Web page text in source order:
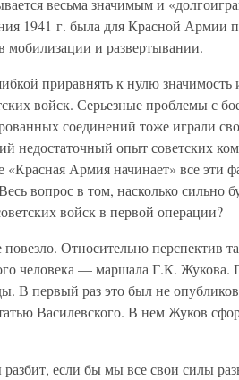
весьма значимым и
1941 г. была для Красной Армии
мобилизации и развертывании.
приравнять к нулю значимость
войск. Серьезные проблемы с
соединений тоже играли
недостаточный опыт советских
Армия начинает» все эти
вопрос в том, насколько сильно
войск в первой операции?
Относительно перспектив
человека — маршала Г.К. Жукова.
В первый раз это был не
Василевского. В нем Жуков
если бы мы все свои силы